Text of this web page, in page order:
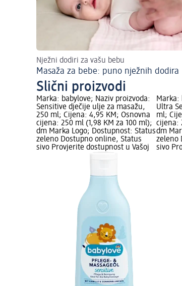
Nježni dodiri za vašu bebu
Masaža za bebe: puno nježnih dodira
Slični proizvodi
Marka: babylove; Naziv proizvoda:
Sensitive dječije ulje za masažu,
250 ml; Cijena: 4,95 KM; Osnovna
cijena: 250 ml (1,98 KM za 100 ml);
dm Marka Logo; Dostupnost: Status
zeleno Dostupno online, Status
sivo Provjerite dostupnost u Vašoj
Marka:
Ultra
ml;
cijena:
dm
zeleno
sivo